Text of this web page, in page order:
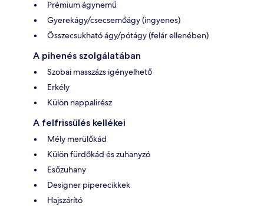
Prémium ágynemű
Gyerekágy/csecsemőágy (ingyenes)
Összecsukható ágy/pótágy (felár ellenében)
A pihenés szolgálatában
Szobai masszázs igényelhető
Erkély
Külön nappalirész
A felfrissülés kellékei
Mély merülőkád
Külön fürdőkád és zuhanyzó
Esőzuhany
Designer piperecikkek
Hajszárító